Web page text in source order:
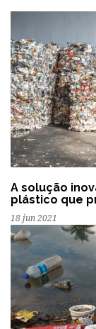
A solução
plástico que
18 jun 2021